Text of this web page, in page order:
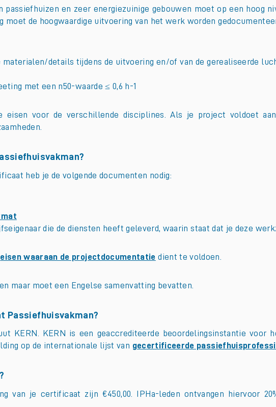
en zeer energiezuinige gebouwen moet op een hoog
de hoogwaardige uitvoering van het werk worden
materialen/details tijdens de uitvoering en/of van de gerealiseerde
met een n50-waarde ≤ 0,6 h-1
voor de verschillende disciplines. Als je project voldoet aan
heb je de volgende documenten nodig:
die de diensten heeft geleverd, waarin staat dat je deze
eisen waaraan de projectdocumentatie dient te voldoen.
maar moet een Engelse samenvatting bevatten.
Passiefhuisvakman?
KERN. KERN is een geaccrediteerde beoordelingsinstantie voor
op de internationale lijst van gecertificeerde
van je certificaat zijn €450,00. IPHa-leden ontvangen hiervoor